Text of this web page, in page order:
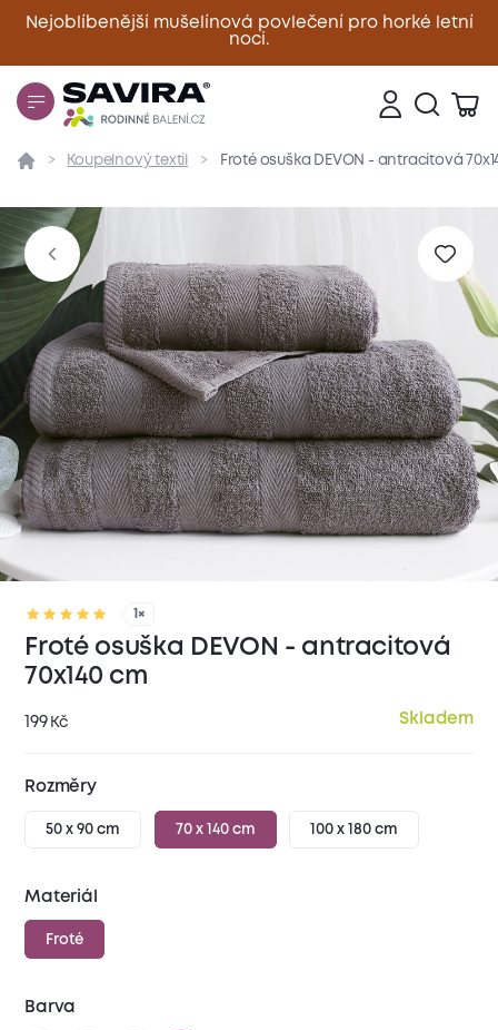
Nejoblíbenější mušelínová povlečení pro horké letní
noci.
Zavřít
Přehled Parametry Popis produktu Materiál
Koupelnový textil Froté osuška DEVON - antracitová
1×
Froté osuška DEVON - antracitová
70x140 cm
199 Kč Skladem
Rozměry
50 x 90 cm 70 x 140 cm 100 x 180 cm
Materiál
Froté
Barva